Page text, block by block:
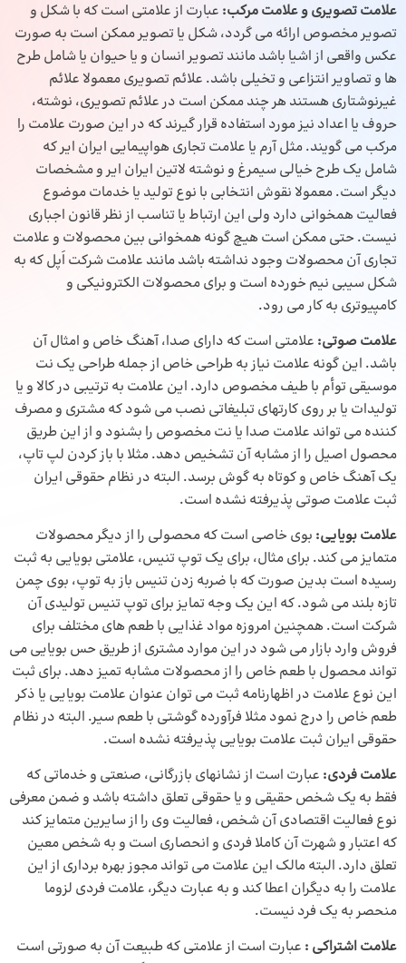
علامت تصویری و علامت مرکب: عبارت از علامتی است که با شکل و
تصویر مخصوص ارائه می گردد، شکل یا تصویر ممکن است به صورت
عکس واقعی از اشیا باشد مانند تصویر انسان و یا حیوان یا شامل طرح
ها و تصاویر انتزاعی و تخیلی باشد. علائم تصویری معمولا علائم
غیرنوشتاری هستند هر چند ممکن است در علائم تصویری، نوشته،
حروف یا اعداد نیز مورد استفاده قرار گیرند که در این صورت علامت را
مرکب می گویند. مثل آرم یا علامت تجاری هواپیمایی ایران ایر که
شامل یک طرح خیالی سیمرغ و نوشته لاتین ایران ایر و مشخصات
دیگر است. معمولا نقوش انتخابی با نوع تولید یا خدمات موضوع
فعالیت همخوانی دارد ولی این ارتباط یا تناسب از نظر قانون اجباری
نیست. حتی ممکن است هیچ گونه همخوانی بین محصولات و علامت
تجاری آن محصولات وجود نداشته باشد مانند علامت شرکت اَپل که به
شکل سیبی نیم خورده است و برای محصولات الکترونیکی و
کامپیوتری به کار می رود.
علامت صوتی: علامتی است که دارای صدا، آهنگ خاص و امثال آن
باشد. این گونه علامت نیاز به طراحی خاص از جمله طراحی یک نت
موسیقی توأم با طیف مخصوص دارد. این علامت به ترتیبی در کالا و یا
تولیدات یا بر روی کارتهای تبلیغاتی نصب می شود که مشتری و مصرف
کننده می تواند علامت صدا یا نت مخصوص را بشنود و از این طریق
محصول اصیل را از مشابه آن تشخیص دهد. مثلا با باز کردن لپ تاپ،
یک آهنگ خاص و کوتاه به گوش برسد. البته در نظام حقوقی ایران
ثبت علامت صوتی پذیرفته نشده است.
علامت بویایی: بوی خاصی است که محصولی را از دیگر محصولات
متمایز می کند. برای مثال، برای یک توپ تنیس، علامتی بویایی به ثبت
رسیده است بدین صورت که با ضربه زدن تنیس باز به توپ، بوی چمن
تازه بلند می شود. که این یک وجه تمایز برای توپ تنیس تولیدی آن
شرکت است. همچنین امروزه مواد غذایی با طعم های مختلف برای
فروش وارد بازار می شود در این موارد مشتری از طریق حس بویایی می
تواند محصول با طعم خاص را از محصولات مشابه تمیز دهد. برای ثبت
این نوع علامت در اظهارنامه ثبت می توان عنوان علامت بویایی یا ذکر
طعم خاص را درج نمود مثلا فرآورده گوشتی با طعم سیر. البته در نظام
حقوقی ایران ثبت علامت بویایی پذیرفته نشده است.
علامت فردی: عبارت است از نشانهای بازرگانی، صنعتی و خدماتی که
فقط به یک شخص حقیقی و یا حقوقی تعلق داشته باشد و ضمن معرفی
نوع فعالیت اقتصادی آن شخص، فعالیت وی را از سایرین متمایز کند
که اعتبار و شهرت آن کاملا فردی و انحصاری است و به شخص معین
تعلق دارد. البته مالک این علامت می تواند مجوز بهره برداری از این
علامت را به دیگران اعطا کند و به عبارت دیگر، علامت فردی لزوما
منحصر به یک فرد نیست.
علامت اشتراکی : عبارت است از علامتی که طبیعت آن به صورتی است